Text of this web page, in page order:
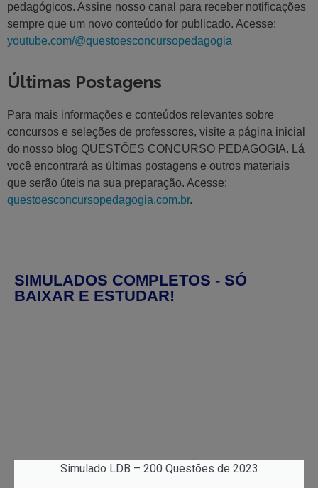
pedagógicos. Assine nosso canal para receber notificações
sempre que um novo conteúdo for publicado. Acesse:
youtube.com/@questoesconcursopedagogia
Últimas Postagens
Para mais informações e conteúdos relevantes sobre
concursos e seleções de professores, visite a página inicial
do nosso blog QUESTÕES CONCURSO PEDAGOGIA. Lá
você encontrará as últimas postagens e outros materiais
que serão úteis na sua preparação. Acesse:
questoesconcursopedagogia.com.br.
SIMULADOS COMPLETOS - SÓ
BAIXAR E ESTUDAR!
Simulado LDB – 200 Questões de 2023